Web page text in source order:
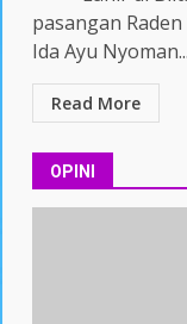
pasangan
Ida Ayu Nyoman...
Read More
OPINI